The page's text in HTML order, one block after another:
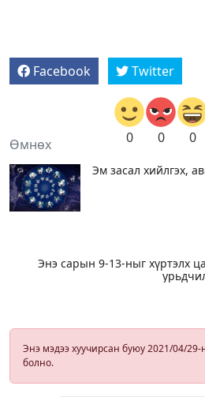
Facebook Twitter
0 0 0
Өмнөх
Эм засал хийлгэх,
Энэ сарын 9-13-ныг хүртэлх
Энэ мэдээ хуучирсан буюу 2021/04/29-
болно.